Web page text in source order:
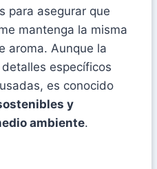
para asegurar que
mantenga la misma
aroma. Aunque la
específicos
es conocido
y
ambiente.